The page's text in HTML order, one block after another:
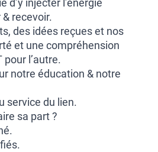
d’y injecter l’énergie
& recevoir.
des idées reçues et nos
et une compréhension
l’autre.
notre éducation & notre
service du lien.
sa part ?